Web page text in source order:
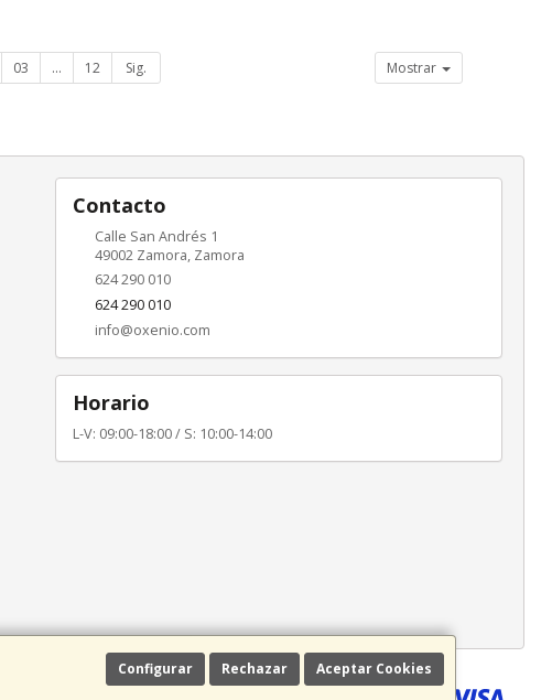
03 ... 12 Sig. Mostrar
Configurar Rechazar Aceptar Cookies
Contacto
Calle San Andrés 1
49002 Zamora, Zamora
624 290 010
624 290 010
info@oxenio.com
Horario
L-V: 09:00-18:00 / S: 10:00-14:00